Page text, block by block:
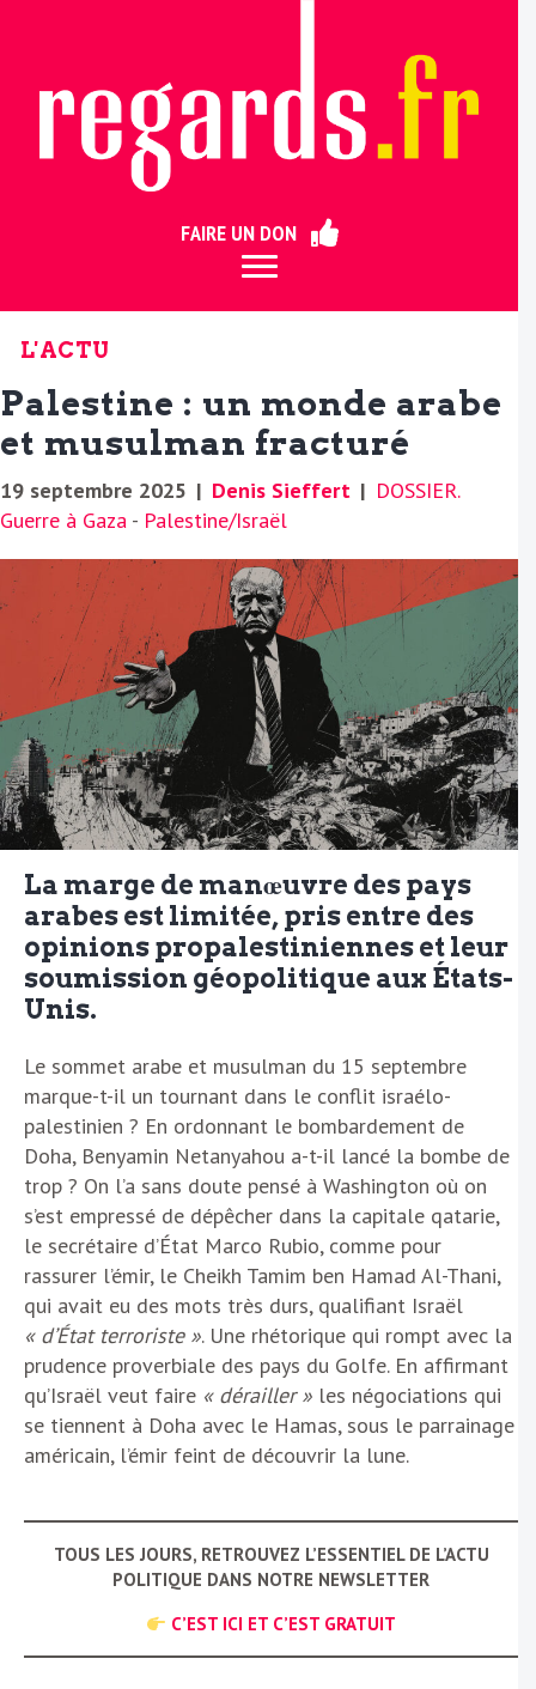
FAIRE UN DON
L'ACTU
Palestine : un monde arabe
et musulman fracturé
19 septembre 2025 | Denis Sieffert | DOSSIER.
Guerre à Gaza - Palestine/Israël
La marge de manœuvre des pays
arabes est limitée, pris entre des
opinions propalestiniennes et leur
soumission géopolitique aux États-
Unis.
Le sommet arabe et musulman du 15 septembre
marque-t-il un tournant dans le conflit israélo-
palestinien ? En ordonnant le bombardement de
Doha, Benyamin Netanyahou a-t-il lancé la bombe de
trop ? On l’a sans doute pensé à Washington où on
s’est empressé de dépêcher dans la capitale qatarie,
le secrétaire d’État Marco Rubio, comme pour
rassurer l’émir, le Cheikh Tamim ben Hamad Al-Thani,
qui avait eu des mots très durs, qualifiant Israël
« d’État terroriste ». Une rhétorique qui rompt avec la
prudence proverbiale des pays du Golfe. En affirmant
qu’Israël veut faire « dérailler » les négociations qui
se tiennent à Doha avec le Hamas, sous le parrainage
américain, l’émir feint de découvrir la lune.
TOUS LES JOURS, RETROUVEZ L’ESSENTIEL DE L’ACTU
POLITIQUE DANS NOTRE NEWSLETTER
C’EST ICI ET C’EST GRATUIT